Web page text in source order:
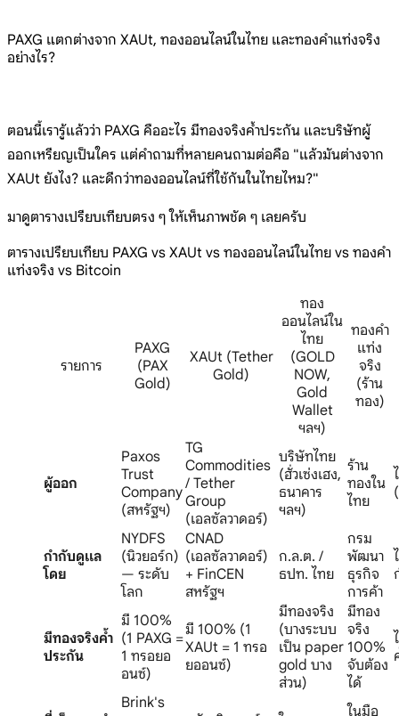
PAXG แตกต่างจาก XAUt, ทองออนไลน์ในไทย และทองคำแท่งจริง
อย่างไร?
ตอนนี้เรารู้แล้วว่า PAXG คืออะไร มีทองจริงค้ำประกัน และบริษัทผู้
ออกเหรียญเป็นใคร แต่คำถามที่หลายคนถามต่อคือ "แล้วมันต่างจาก
XAUt ยังไง? และดีกว่าทองออนไลน์ที่ใช้กันในไทยไหม?"
มาดูตารางเปรียบเทียบตรง ๆ ให้เห็นภาพชัด ๆ เลยครับ
ตารางเปรียบเทียบ PAXG vs XAUt vs ทองออนไลน์ในไทย vs ทองคำ
แท่งจริง vs Bitcoin
รายการ
PAXG
(PAX
Gold)
XAUt (Tether
Gold)
ทอง
ออนไลน์ใน
ไทย
(GOLD
NOW,
Gold
Wallet
ฯลฯ)
ทองคำ
แท่ง
จริง
(ร้าน
ทอง)
ผู้ออก
Paxos
Trust
Company
(สหรัฐฯ)
TG
Commodities
/ Tether
Group
(เอลซัลวาดอร์)
บริษัทไทย
(ฮั่วเซ่งเฮง,
ธนาคาร
ฯลฯ)
ร้าน
ทองใน
ไทย
กำกับดูแล
โดย
NYDFS
(นิวยอร์ก)
— ระดับ
โลก
CNAD
(เอลซัลวาดอร์)
+ FinCEN
สหรัฐฯ
ก.ล.ต. /
ธปท. ไทย
กรม
พัฒนา
ธุรกิจ
การค้า
มีทองจริงค้ำ
ประกัน
มี 100%
(1 PAXG =
1 ทรอยอ
อนซ์)
มี 100% (1
XAUt = 1 ทรอ
ยออนซ์)
มีทองจริง
(บางระบบ
เป็น paper
gold บาง
ส่วน)
มีทอง
จริง
100%
จับต้อง
ได้
Brink's
ในมือ